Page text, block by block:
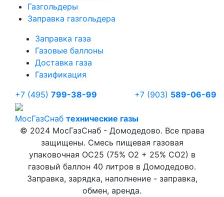
Газгольдеры
Заправка газгольдера
Заправка газа
Газовые баллоны
Доставка газа
Газификация
+7 (495) 799-38-99 +7 (903) 589-06-69
МосГазСнаб технические газы
© 2024 МосГазСнаб - Домодедово. Все права
защищены. Смесь пищевая газовая
упаковочная OC25 (75% O2 + 25% CO2) в
газовый баллон 40 литров в Домодедово.
Заправка, зарядка, наполнение - заправка,
обмен, аренда.